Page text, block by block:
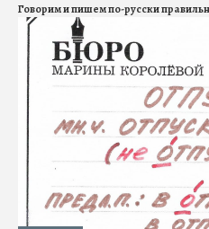
Говорим и пишем по-русски